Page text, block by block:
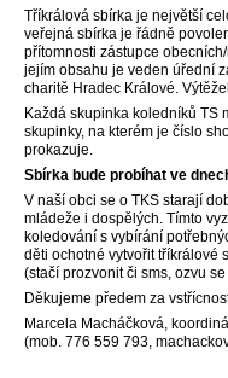
Tříkrálová sbírka je největší
veřejná sbírka je řádně
přítomnosti zástupce
jejím obsahu je veden úřední
charitě Hradec Králové.
Každá skupinka koledníků TS
skupinky, na kterém je číslo
prokazuje.
Sbírka bude probíhat ve
V naší obci se o TKS starají
mládeže i dospělých. Tímto
koledování s vybírání
děti ochotné vytvořit tříkrálové
(stačí prozvonit či sms, ozvu
Děkujeme předem za
Marcela Macháčková,
(mob. 776 559 793,